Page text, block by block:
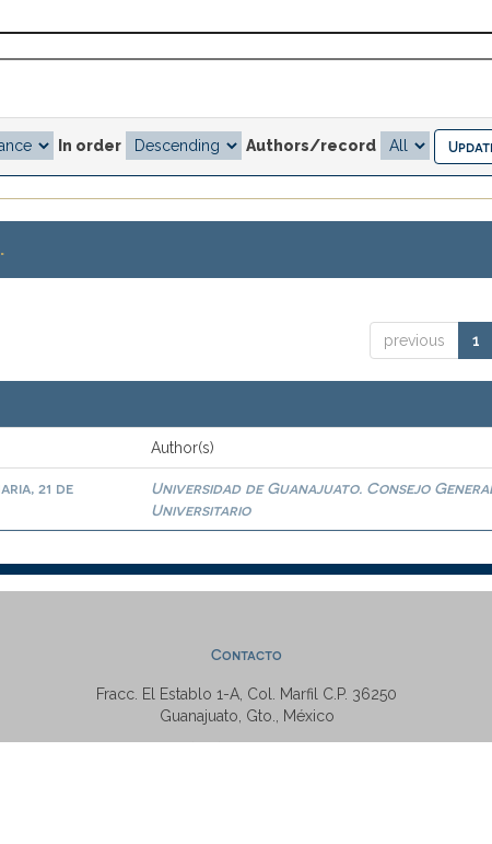
In order Authors/record
previous 1
Author(s)
21 de
Universidad de Guanajuato. Consejo
Universitario
Contacto
Fracc. El Establo 1-A, Col. Marfil C.P. 36250
Guanajuato, Gto., México